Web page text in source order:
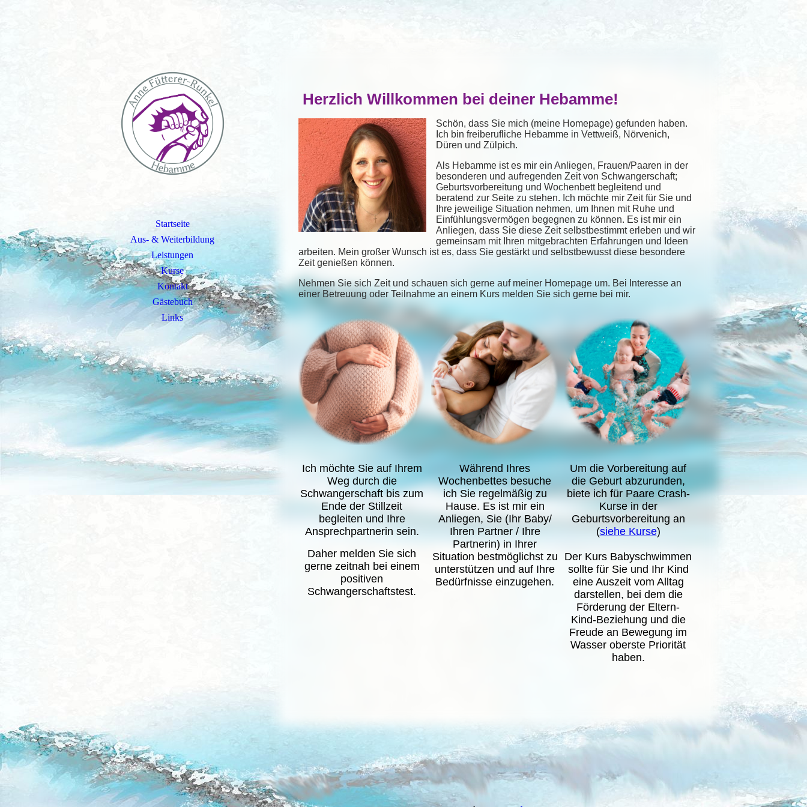
Startseite
Aus- & Weiterbildung
Leistungen
Kurse
Kontakt
Gästebuch
Links
Herzlich Willkommen bei deiner Hebamme!
Schön, dass Sie mich (meine Homepage) gefunden haben.
Ich bin freiberufliche Hebamme in Vettweiß, Nörvenich,
Düren und Zülpich.
Als Hebamme ist es mir ein Anliegen, Frauen/Paaren in der
besonderen und aufregenden Zeit von Schwangerschaft;
Geburtsvorbereitung und Wochenbett begleitend und
beratend zur Seite zu stehen. Ich möchte mir Zeit für Sie und
Ihre jeweilige Situation nehmen, um Ihnen mit Ruhe und
Einfühlungsvermögen begegnen zu können. Es ist mir ein
Anliegen, dass Sie diese Zeit selbstbestimmt erleben und wir
gemeinsam mit Ihren mitgebrachten Erfahrungen und Ideen
arbeiten. Mein großer Wunsch ist es, dass Sie gestärkt und selbstbewusst diese besondere
Zeit genießen können.
Nehmen Sie sich Zeit und schauen sich gerne auf meiner Homepage um. Bei Interesse an
einer Betreuung oder Teilnahme an einem Kurs melden Sie sich gerne bei mir.
Ich möchte Sie auf Ihrem
Weg durch die
Schwangerschaft bis zum
Ende der Stillzeit
begleiten und Ihre
Ansprechpartnerin sein.
Daher melden Sie sich
gerne zeitnah bei einem
positiven
Schwangerschaftstest.
Während Ihres
Wochenbettes besuche
ich Sie regelmäßig zu
Hause. Es ist mir ein
Anliegen, Sie (Ihr Baby/
Ihren Partner / Ihre
Partnerin) in Ihrer
Situation bestmöglichst zu
unterstützen und auf Ihre
Bedürfnisse einzugehen.
Um die Vorbereitung auf
die Geburt abzurunden,
biete ich für Paare Crash-
Kurse in der
Geburtsvorbereitung an
(siehe Kurse)
Der Kurs Babyschwimmen
sollte für Sie und Ihr Kind
eine Auszeit vom Alltag
darstellen, bei dem die
Förderung der Eltern-
Kind-Beziehung und die
Freude an Bewegung im
Wasser oberste Priorität
haben.